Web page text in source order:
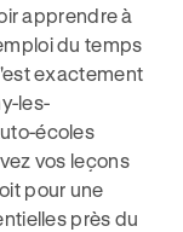
apprendre à
du temps
exactement
les-
écoles
vos leçons
pour une
près du